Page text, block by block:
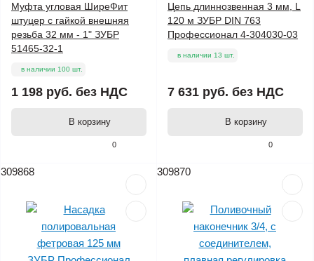
0
Муфта угловая ШиреФит
штуцер с гайкой внешняя
резьба 32 мм - 1" ЗУБР
51465-32-1
в наличии 100 шт.
1 198 руб. без НДС
В корзину
0
Цепь длиннозвенная 3 мм, L
120 м ЗУБР DIN 763
Профессионал 4-304030-03
в наличии 13 шт.
7 631 руб. без НДС
В корзину
309868 309870